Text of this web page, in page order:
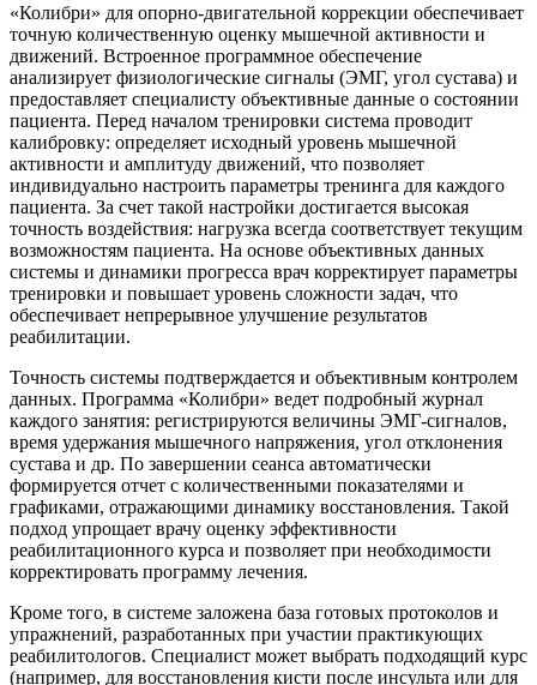
«Колибри» для опорно-двигательной коррекции обеспечивает
точную количественную оценку мышечной активности и
движений. Встроенное программное обеспечение
анализирует физиологические сигналы (ЭМГ, угол сустава) и
предоставляет специалисту объективные данные о состоянии
пациента. Перед началом тренировки система проводит
калибровку: определяет исходный уровень мышечной
активности и амплитуду движений, что позволяет
индивидуально настроить параметры тренинга для каждого
пациента. За счет такой настройки достигается высокая
точность воздействия: нагрузка всегда соответствует текущим
возможностям пациента. На основе объективных данных
системы и динамики прогресса врач корректирует параметры
тренировки и повышает уровень сложности задач, что
обеспечивает непрерывное улучшение результатов
реабилитации.
Точность системы подтверждается и объективным контролем
данных. Программа «Колибри» ведет подробный журнал
каждого занятия: регистрируются величины ЭМГ-сигналов,
время удержания мышечного напряжения, угол отклонения
сустава и др. По завершении сеанса автоматически
формируется отчет с количественными показателями и
графиками, отражающими динамику восстановления. Такой
подход упрощает врачу оценку эффективности
реабилитационного курса и позволяет при необходимости
корректировать программу лечения.
Кроме того, в системе заложена база готовых протоколов и
упражнений, разработанных при участии практикующих
реабилитологов. Специалист может выбрать подходящий курс
(например, для восстановления кисти после инсульта или для